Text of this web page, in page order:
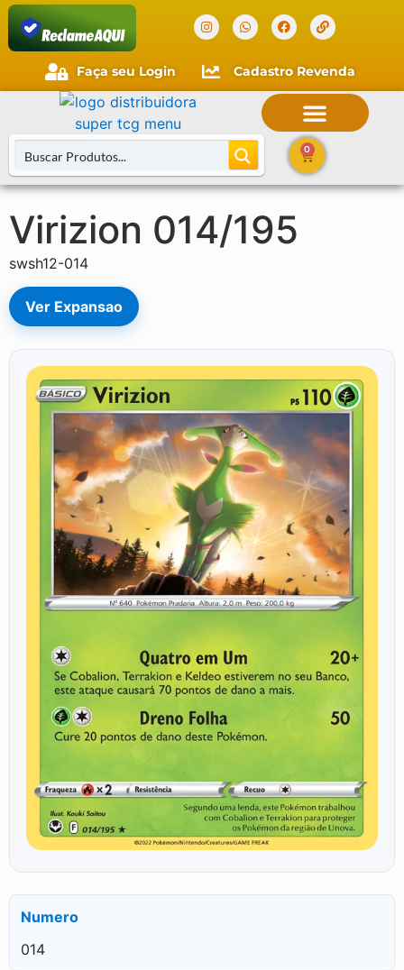
Verificada por
Faça seu Login Cadastro Revenda
0
Virizion 014/195
swsh12-014
Ver Expansao
Numero
014